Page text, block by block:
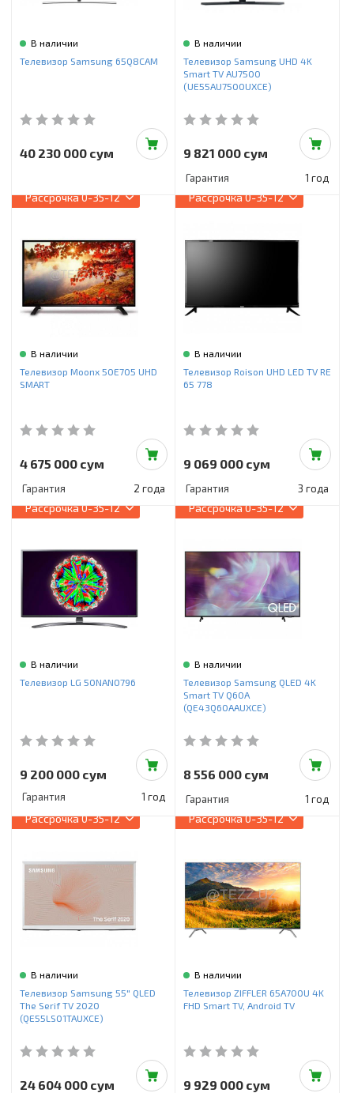
В наличии
Телевизор Samsung 65Q8CAM
40 230 000 сум
В наличии
Телевизор Samsung UHD 4K
Smart TV AU7500
(UE55AU7500UXCE)
9 821 000 сум
Гарантия 1 год
Рассрочка0-35-12
В наличии
Телевизор Moonx 50E705 UHD
SMART
4 675 000 сум
Гарантия 2 года
Рассрочка0-35-12
В наличии
Телевизор Roison UHD LED TV RE
65 778
9 069 000 сум
Гарантия 3 года
Рассрочка0-35-12
В наличии
Телевизор LG 50NANO796
9 200 000 сум
Гарантия 1 год
Рассрочка0-35-12
В наличии
Телевизор Samsung QLED 4K
Smart TV Q60A
(QE43Q60AAUXCE)
8 556 000 сум
Гарантия 1 год
Рассрочка0-35-12
В наличии
Телевизор Samsung 55" QLED
The Serif TV 2020
(QE55LS01TAUXCE)
24 604 000 сум
Рассрочка0-35-12
В наличии
Телевизор ZIFFLER 65A700U 4K
FHD Smart TV, Android TV
9 929 000 сум